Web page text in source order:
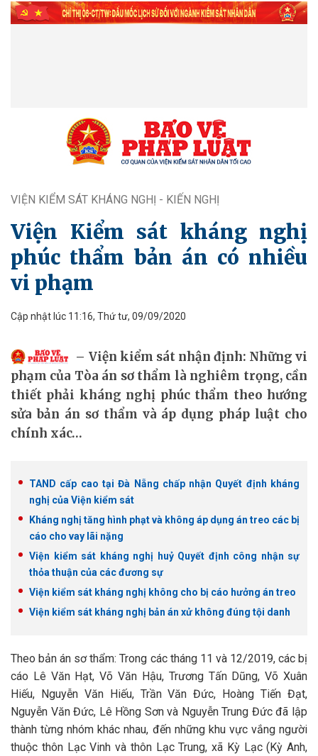
VIỆN KIỂM SÁT KHÁNG NGHỊ - KIẾN NGHỊ
Viện Kiểm sát kháng nghị
phúc thẩm bản án có nhiều
vi phạm
Cập nhật lúc 11:16, Thứ tư, 09/09/2020
Viện kiểm sát nhận định: Những vi
phạm của Tòa án sơ thẩm là nghiêm trọng, cần
thiết phải kháng nghị phúc thẩm theo hướng
sửa bản án sơ thẩm và áp dụng pháp luật cho
chính xác…
TAND cấp cao tại Đà Nẵng chấp nhận Quyết định kháng
nghị của Viện kiểm sát
Kháng nghị tăng hình phạt và không áp dụng án treo các bị
cáo cho vay lãi nặng
Viện kiểm sát kháng nghị huỷ Quyết định công nhận sự
thỏa thuận của các đương sự
Viện kiểm sát kháng nghị không cho bị cáo hưởng án treo
Viện kiểm sát kháng nghị bản án xử không đúng tội danh
Theo bản án sơ thẩm: Trong các tháng 11 và 12/2019, các bị
cáo Lê Văn Hạt, Võ Văn Hậu, Trương Tấn Dũng, Võ Xuân
Hiếu, Nguyễn Văn Hiếu, Trần Văn Đức, Hoàng Tiến Đạt,
Nguyễn Văn Đức, Lê Hồng Sơn và Nguyễn Trung Đức đã lập
thành từng nhóm khác nhau, đến những khu vực vắng người
thuộc thôn Lạc Vinh và thôn Lạc Trung, xã Kỳ Lạc (Kỳ Anh,